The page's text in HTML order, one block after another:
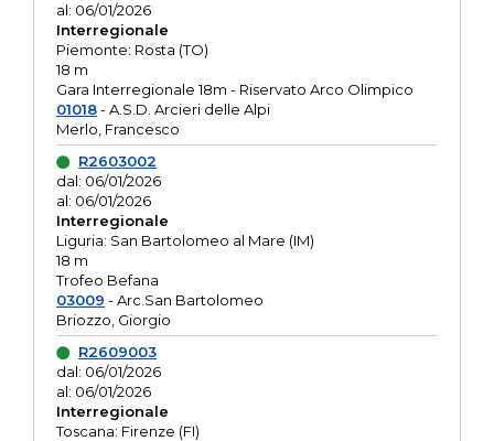
al: 06/01/2026
Interregionale
Piemonte: Rosta (TO)
18 m
Gara Interregionale 18m - Riservato Arco Olimpico
01018- A.S.D. Arcieri delle Alpi
Merlo, Francesco
R2603002
dal: 06/01/2026
al: 06/01/2026
Interregionale
Liguria: San Bartolomeo al Mare (IM)
18 m
Trofeo Befana
03009 - Arc.San Bartolomeo
Briozzo, Giorgio
R2609003
dal: 06/01/2026
al: 06/01/2026
Interregionale
Toscana: Firenze (FI)